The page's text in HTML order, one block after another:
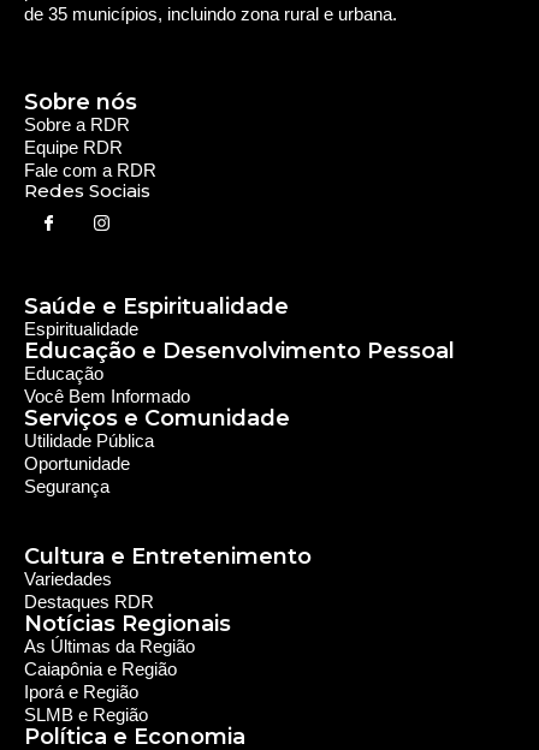
Rede Diocesana de Rádio
30 anos de história. Nosso objetivo é evangelizar; além disso
possuímos um alcance de mais de 300 mil ouvintes em mais
de 35 municípios, incluindo zona rural e urbana.
Sobre a RDR
Equipe RDR
Fale com a RDR
Sobre nós
Saúde e Espiritualidade
Espiritualidade
Educação e Desenvolvimento Pessoal
Educação
Você Bem Informado
Serviços e Comunidade